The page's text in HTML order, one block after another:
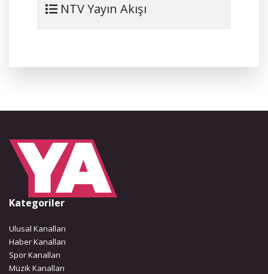
NTV Yayın Akışı
Kategoriler
Ulusal Kanalları
Haber Kanalları
Spor Kanalları
Müzik Kanalları